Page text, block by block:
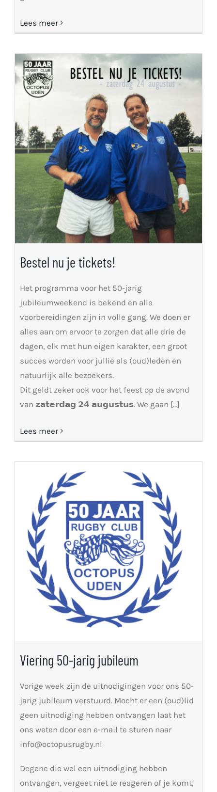
Lees meer
Bestel nu je tickets!
Het programma voor het 50-jarig
jubileumweekend is bekend en alle
voorbereidingen zijn in volle gang. We doen er
alles aan om ervoor te zorgen dat alle drie de
dagen, elk met hun eigen karakter, een groot
succes worden voor jullie als (oud)leden en
natuurlijk alle bezoekers.
Dit geldt zeker ook voor het feest op de avond
van 𝘇𝗮𝘁𝗲𝗿𝗱𝗮𝗴 𝟮𝟰 𝗮𝘂𝗴𝘂𝘀𝘁𝘂𝘀. We gaan […]
Lees meer
Viering 50-jarig jubileum
Vorige week zijn de uitnodigingen voor ons 50-
jarig jubileum verstuurd. Mocht er een (oud)lid
geen uitnodiging hebben ontvangen laat het
ons weten door een e-mail te sturen naar
info@octopusrugby.nl
Degene die wel een uitnodiging hebben
ontvangen, vergeet niet te reageren of je komt,